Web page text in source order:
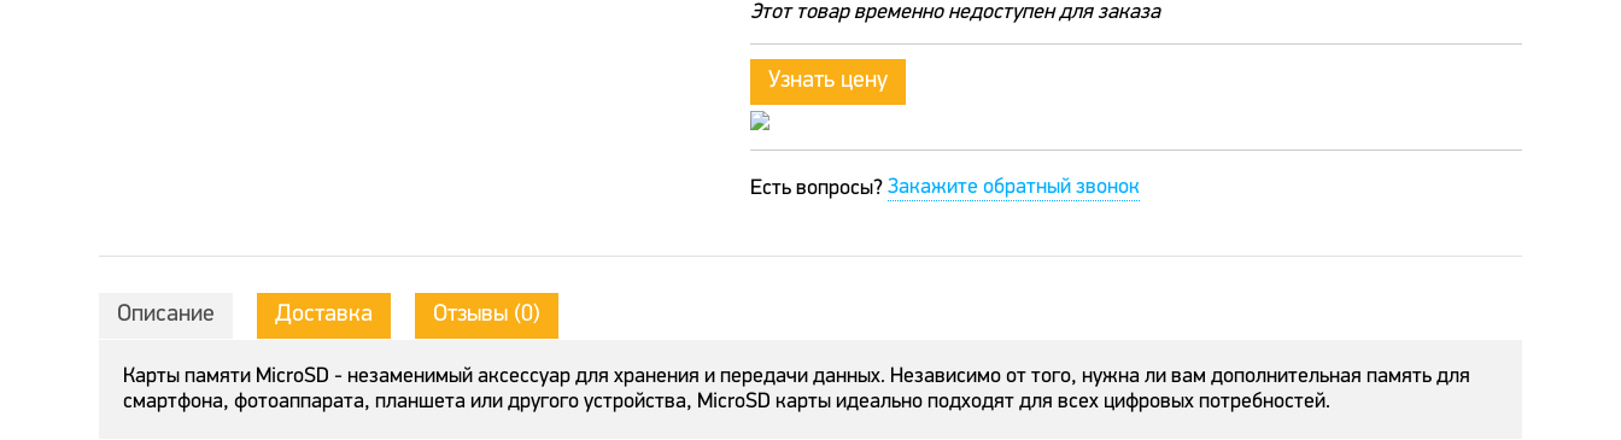
Этот товар временно недоступен для заказа
Узнать цену
Есть вопросы? Закажите обратный звонок
Описание Доставка Отзывы (0)
Карты памяти MicroSD - незаменимый аксессуар для хранения и передачи данных. Независимо от того, нужна ли вам дополнительная память для
смартфона, фотоаппарата, планшета или другого устройства, MicroSD карты идеально подходят для всех цифровых потребностей.